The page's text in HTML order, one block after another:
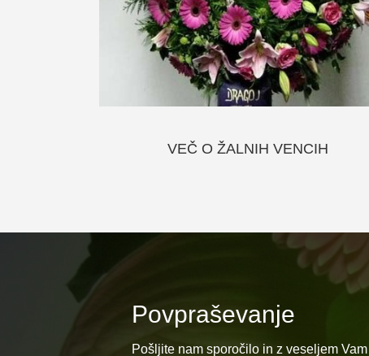
VEČ O ŽALNIH VENCIH
Povpraševanje
Pošljite nam sporočilo in z veseljem